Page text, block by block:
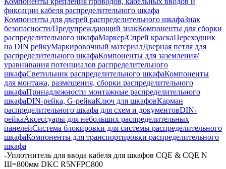
фиксации кабеля распределительного шкафа
Компоненты для дверей распределительного шкафаЗнак
безопасности/Предупреждающий знакКомпоненты для сборки
распределительного шкафаМаркер/Спрей краскаПереходник
на DIN рейкуМаркировочный материалДверная петля для
распределительного шкафаКомпоненты для заземления/
уравнивания потенциалов распределительного
шкафаСветильник распределительного шкафаКомпоненты
для монтажа, размещения, сборки распределительного
шкафаПринадлежности монтажные распределительного
шкафаDIN-рейка, G-рейкаКлюч для шкафовКарман
распределительного шкафа для схем и документовDIN-
рейкаАксессуары для небольших распределительных
панелейСистема блокировки для системы распределительного
шкафаКомпоненты для транспортировки распределительного
шкафа
-Уплотнитель для ввода кабеля для шкафов CQE & CQE N
Ш=800мм DKC R5NFPC800